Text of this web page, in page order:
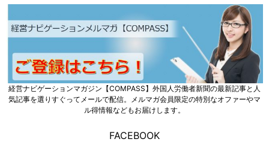
経営ナビゲーションマガジン【COMPASS】外国人労働者新聞の最新記事と人
気記事を選りすぐってメールで配信。メルマガ会員限定の特別なオファーやマ
ル得情報などもお届けします。
FACEBOOK